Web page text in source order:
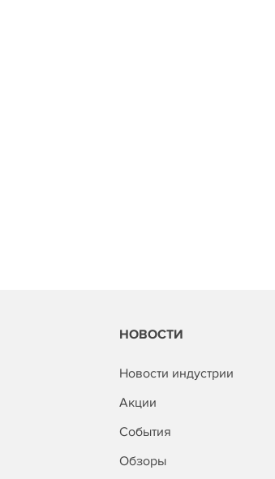
НОВОСТИ
Новости индустрии
Акции
События
Обзоры